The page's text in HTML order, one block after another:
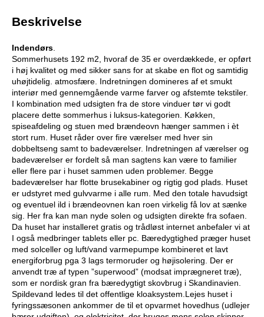
Beskrivelse
Indendørs
Sommerhusets 192 m2, hvoraf de 35 er overdækkede, er opført
i høj kvalitet og med sikker sans for at skabe en flot og samtidig
uhøjtidelig. atmosfære Indretningen domineres af et smukt
interiør med gennemgående varme farver og afstemte tekstiler.
I kombination med udsigten fra de store vinduer tør vi godt
placere dette sommerhus i luksus-kategorien. Køkken,
spiseafdeling og stuen med brændeovn hænger sammen i èt
stort rum. Huset råder over fire værelser med hver sin
dobbeltseng samt to badeværelser. Indretningen af værelser og
badeværelser er fordelt så man sagtens kan være to familier
eller flere par i huset sammen uden problemer. Begge
badeværelser har flotte brusekabiner og rigtig god plads. Huset
er udstyret med gulvvarme i alle rum. Med den totale havudsigt
og eventuel ild i brændeovnen kan roen virkelig få lov at sænke
sig. Her fra kan man nyde solen og udsigten direkte fra sofaen.
Da huset har installeret gratis og trådløst internet anbefaler vi at
I også medbringer tablets eller pc. Bæredygtighed præger huset
med solceller og luft/vand varmepumpe kombineret et lavt
energiforbrug pga 3 lags termoruder og højisolering. Der er
anvendt træ af typen ”superwood” (modsat imprægneret træ),
som er nordisk gran fra bæredygtigt skovbrug i Skandinavien.
Spildevand ledes til det offentlige kloaksystem.Lejes huset i
fyringssæsonen ankommer de til et opvarmet hovedhus (udlejer